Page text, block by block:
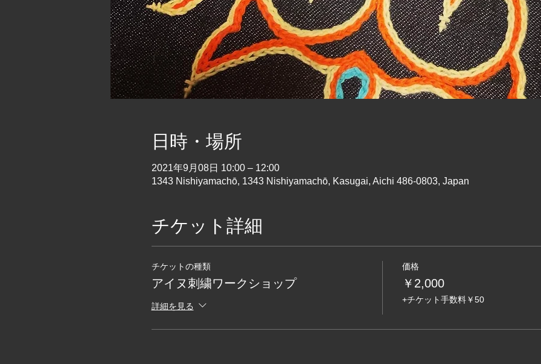
日時・場所
2021年9月08日 10:00 – 12:00
1343 Nishiyamachō, 1343 Nishiyamachō, Kasugai, Aichi 486-0803, Japan
チケット詳細
チケットの種類
アイヌ刺繍ワークショップ
詳細を見る
価格
￥2,000
+チケット手数料￥50